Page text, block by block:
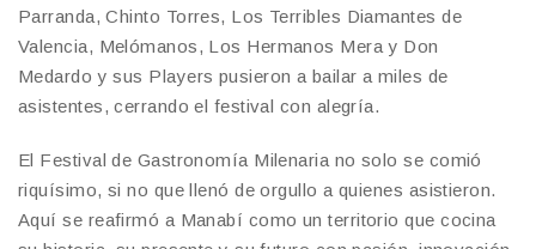
Parranda, Chinto Torres, Los Terribles Diamantes de
Valencia, Melómanos, Los Hermanos Mera y Don
Medardo y sus Players pusieron a bailar a miles de
asistentes, cerrando el festival con alegría.
El Festival de Gastronomía Milenaria no solo se comió
riquísimo, si no que llenó de orgullo a quienes asistieron.
Aquí se reafirmó a Manabí como un territorio que cocina